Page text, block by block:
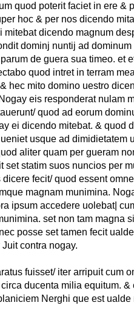
quod poterit faciet in ere &
hoc & per nos dicendo
mitebat dicendo magnum
dominj nuntij ad
de guera sua timeo. et
quod intret in terram
hec mito domino uestro
eis responderat nulam
quod ad eorum
ei dicendo mitebat. & quod
usque ad dimidietatem
aliter quam per gueram
set statim suos nuncios per
fecit/ quod essent
magnam munimina.
ipsum accedere uolebat|
set non tam magna
posse set tamen fecit
contra nogay.
fuisset/ iter arripuit cum
ducenta milia equitum. &
Nerghi que est ualde